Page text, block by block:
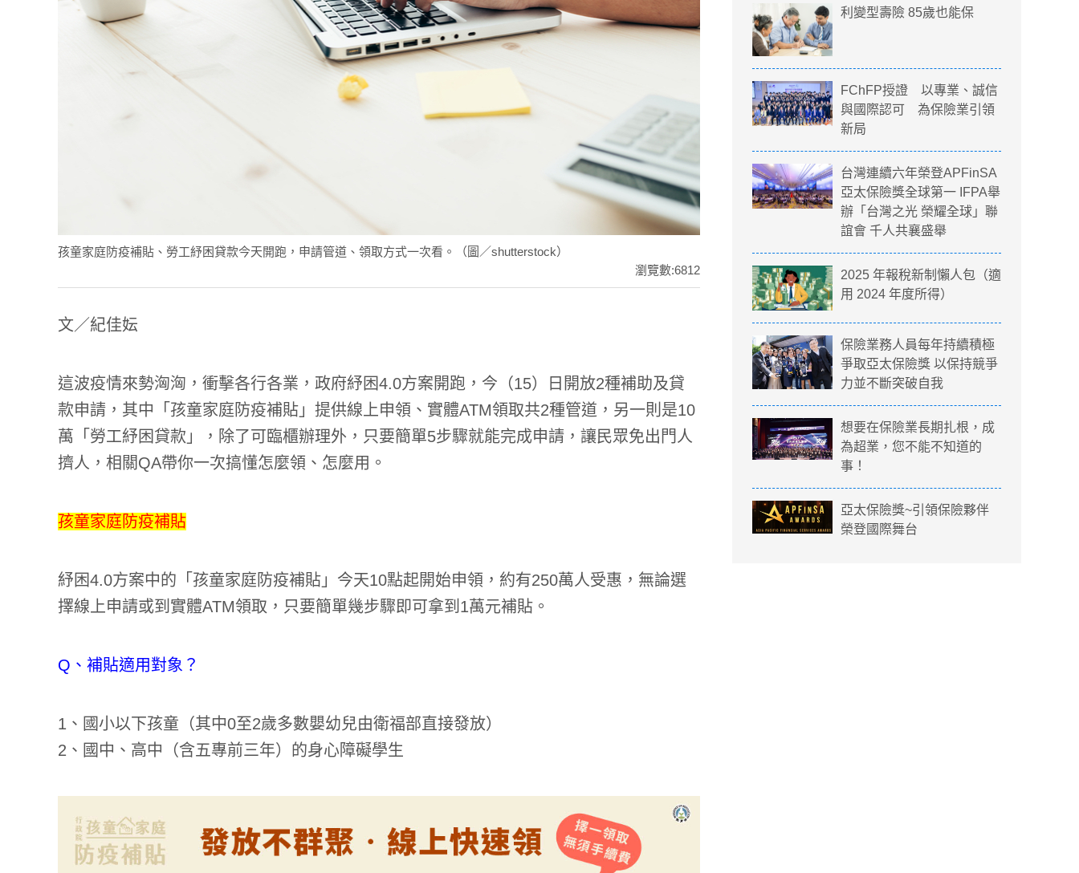
孩童家庭防疫補貼、勞工紓困貸款今天開跑，申請管道、領取方式一次看。（圖／shutterstock）
瀏覽數:6812
文／紀佳妘
這波疫情來勢洶洶，衝擊各行各業，政府紓困4.0方案開跑，今（15）日開放2種補助及貸
款申請，其中「孩童家庭防疫補貼」提供線上申領、實體ATM領取共2種管道，另一則是10
萬「勞工紓困貸款」，除了可臨櫃辦理外，只要簡單5步驟就能完成申請，讓民眾免出門人
擠人，相關QA帶你一次搞懂怎麼領、怎麼用。
孩童家庭防疫補貼
紓困4.0方案中的「孩童家庭防疫補貼」今天10點起開始申領，約有250萬人受惠，無論選
擇線上申請或到實體ATM領取，只要簡單幾步驟即可拿到1萬元補貼。
Q、補貼適用對象？
1、國小以下孩童（其中0至2歲多數嬰幼兒由衛福部直接發放）
2、國中、高中（含五專前三年）的身心障礙學生
利變型壽險 85歲也能保
FChFP授證 以專業、誠信
與國際認可 為保險業引領
新局
台灣連續六年榮登APFinSA
亞太保險獎全球第一 IFPA舉
辦「台灣之光 榮耀全球」聯
誼會 千人共襄盛舉
2025 年報稅新制懶人包（適
用 2024 年度所得）
保險業務人員每年持續積極
爭取亞太保險獎 以保持競爭
力並不斷突破自我
想要在保險業長期扎根，成
為超業，您不能不知道的
事！
亞太保險獎~引領保險夥伴
榮登國際舞台